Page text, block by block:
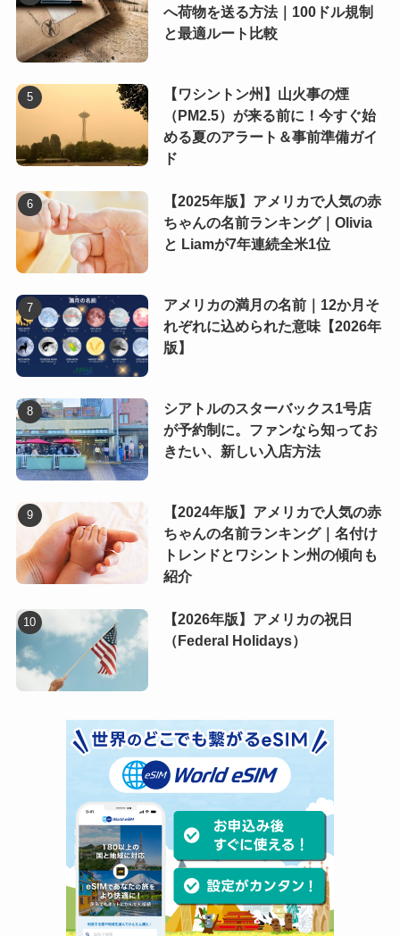
へ荷物を送る方法｜100ドル規制
と最適ルート比較
【ワシントン州】山火事の煙
（PM2.5）が来る前に！今すぐ始
める夏のアラート＆事前準備ガイ
ド
【2025年版】アメリカで人気の赤
ちゃんの名前ランキング｜Olivia
と Liamが7年連続全米1位
アメリカの満月の名前｜12か月そ
れぞれに込められた意味【2026年
版】
シアトルのスターバックス1号店
が予約制に。ファンなら知ってお
きたい、新しい入店方法
【2024年版】アメリカで人気の赤
ちゃんの名前ランキング｜名付け
トレンドとワシントン州の傾向も
紹介
【2026年版】アメリカの祝日
（Federal Holidays）